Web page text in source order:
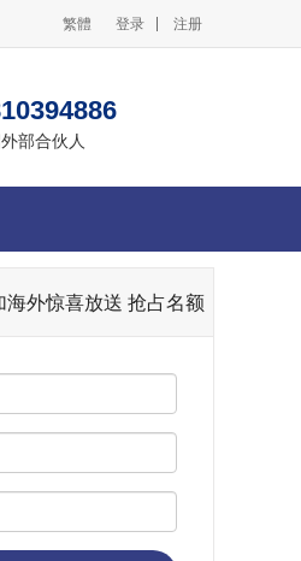
登录 注册
繁體
部合伙人
海外惊喜放送 抢占名额